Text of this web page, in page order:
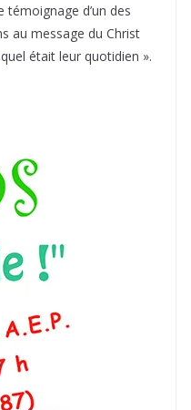
d’un des
au message du Christ
était leur quotidien ».